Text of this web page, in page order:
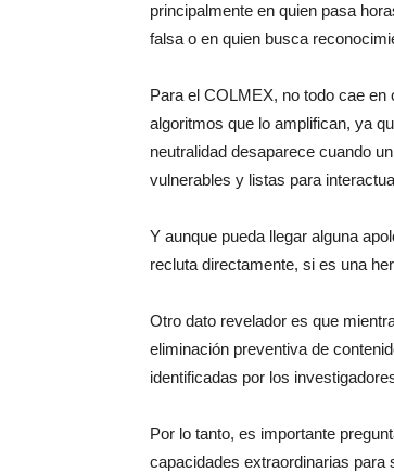
principalmente en quien pasa
falsa o en quien busca
Para el COLMEX, no todo cae
algoritmos que lo amplifican, ya
neutralidad desaparece cuando
vulnerables y listas para
Y aunque pueda llegar alguna
recluta directamente, si es una
Otro dato revelador es que
eliminación preventiva de
identificadas por los
Por lo tanto, es importante
capacidades extraordinarias